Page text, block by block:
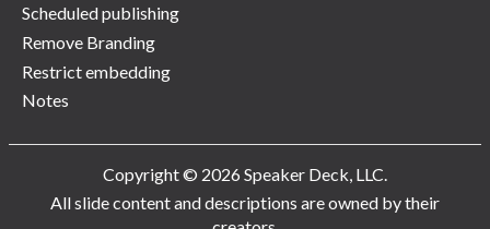
Scheduled publishing
Remove Branding
Restrict embedding
Notes
Copyright © 2026 Speaker Deck, LLC.
All slide content and descriptions are owned by their